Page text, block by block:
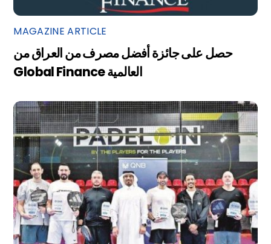
MAGAZINE ARTICLE
حصل على جائزة أفضل مصرف من العراق من
Global Finance العالمية